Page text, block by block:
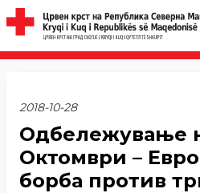
2018-10-28
Oдбележување
Октомври –
борба против